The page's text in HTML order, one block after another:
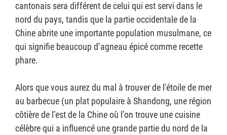
cantonais sera différent de celui qui est servi dans le
nord du pays, tandis que la partie occidentale de la
Chine abrite une importante population musulmane, ce
qui signifie beaucoup d’agneau épicé comme recette
phare.
Alors que vous aurez du mal à trouver de l’étoile de mer
au barbecue (un plat populaire à Shandong, une région
côtière de l’est de la Chine où l’on trouve une cuisine
célèbre qui a influencé une grande partie du nord de la